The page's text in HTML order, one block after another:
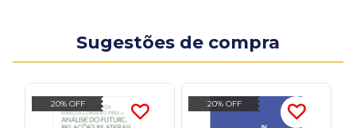
Sugestões de compra
20% OFF 20% OFF